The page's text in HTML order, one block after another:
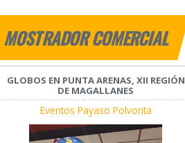
MOSTRADOR COMERCIAL
GLOBOS EN PUNTA ARENAS, XII REGIÓN
DE MAGALLANES
Eventos Payaso Polvorita